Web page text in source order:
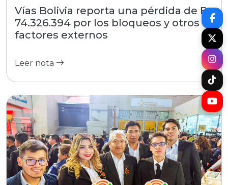
Vías Bolivia reporta una pérdida de Bs
74.326.394 por los bloqueos y otros
factores externos
Leer nota